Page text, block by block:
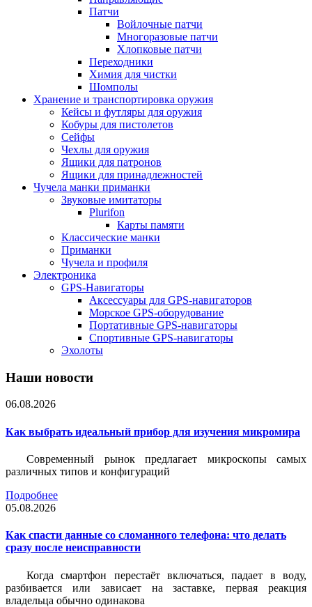
Патчи
Войлочные патчи
Многоразовые патчи
Хлопковые патчи
Переходники
Химия для чистки
Шомполы
Хранение и транспортировка оружия
Кейсы и футляры для оружия
Кобуры для пистолетов
Сейфы
Чехлы для оружия
Ящики для патронов
Ящики для принадлежностей
Чучела манки приманки
Звуковые имитаторы
Plurifon
Карты памяти
Классические манки
Приманки
Чучела и профиля
Электроника
GPS-Навигаторы
Аксессуары для GPS-навигаторов
Морское GPS-оборудование
Портативные GPS-навигаторы
Спортивные GPS-навигаторы
Эхолоты
Наши новости
06.08.2026
Как выбрать идеальный прибор для изучения микромира
Современный рынок предлагает микроскопы самых
различных типов и конфигураций
Подробнее
05.08.2026
Как спасти данные со сломанного телефона: что делать
сразу после неисправности
Когда смартфон перестаёт включаться, падает в воду,
разбивается или зависает на заставке, первая реакция
владельца обычно одинакова